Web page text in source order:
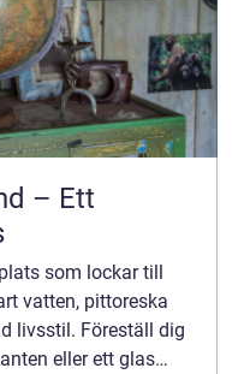
– Ett
som lockar till
vatten, pittoreska
livsstil. Föreställ dig
eller ett glas